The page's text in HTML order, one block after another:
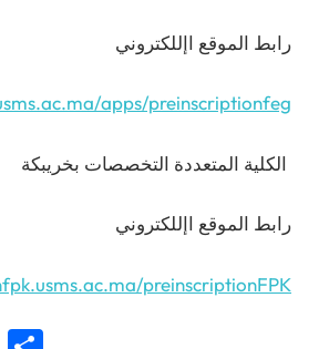
رابط الموقع اإللكتروني
apps/preinscriptionfeg
الكلية المتعددة التخصصات بخريبكة
رابط الموقع اإللكتروني
preinscriptionFPK/